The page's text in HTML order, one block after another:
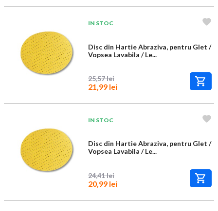
IN STOC
Disc din Hartie Abraziva, pentru Glet /
Vopsea Lavabila / Le...
25,57 lei
21,99 lei
IN STOC
Disc din Hartie Abraziva, pentru Glet /
Vopsea Lavabila / Le...
24,41 lei
20,99 lei